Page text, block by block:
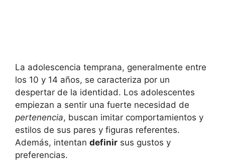
La adolescencia temprana, generalmente entre
los 10 y 14 años, se caracteriza por un
despertar de la identidad. Los adolescentes
empiezan a sentir una fuerte necesidad de
pertenencia, buscan imitar comportamientos y
estilos de sus pares y figuras referentes.
Además, intentan definir sus gustos y
preferencias.